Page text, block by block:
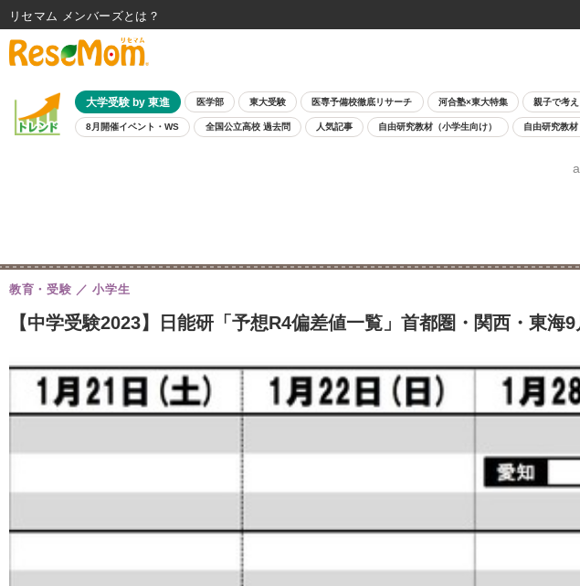
大学受験 by 東進 医学部 東大受験 医専予備校徹底リサーチ 河合塾×東大特集 親子で考
8月開催イベント・WS 全国公立高校 過去問 人気記事 自由研究教材（小学生向け） 自由研究教材
【中学受験2023】日能研「予想R4偏差値一覧」首都圏・関西・東海
教育・受験 小学生
リセマム メンバーズ